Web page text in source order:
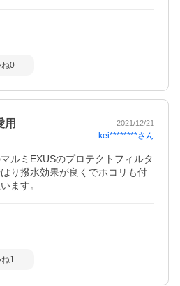
0
用 2021/12/21
kei********さん
ルミEXUSのプロテクトフィルタ
り撥水効果が良くでホコリも付
ます。
1